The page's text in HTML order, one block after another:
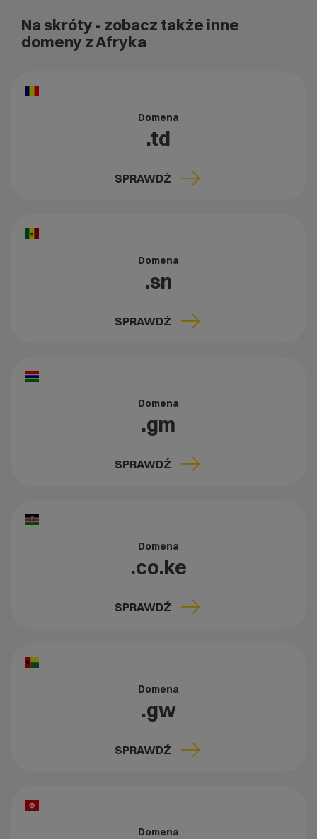
Na skróty - zobacz także inne
domeny z Afryka
Domena
.td
SPRAWDŹ
Domena
.sn
SPRAWDŹ
Domena
.gm
SPRAWDŹ
Domena
.co.ke
SPRAWDŹ
Domena
.gw
SPRAWDŹ
Domena